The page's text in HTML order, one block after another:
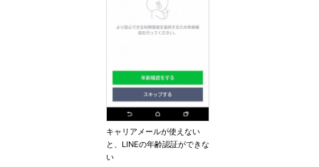
キャリアメールが使えない
と、LINEの年齢認証ができな
い